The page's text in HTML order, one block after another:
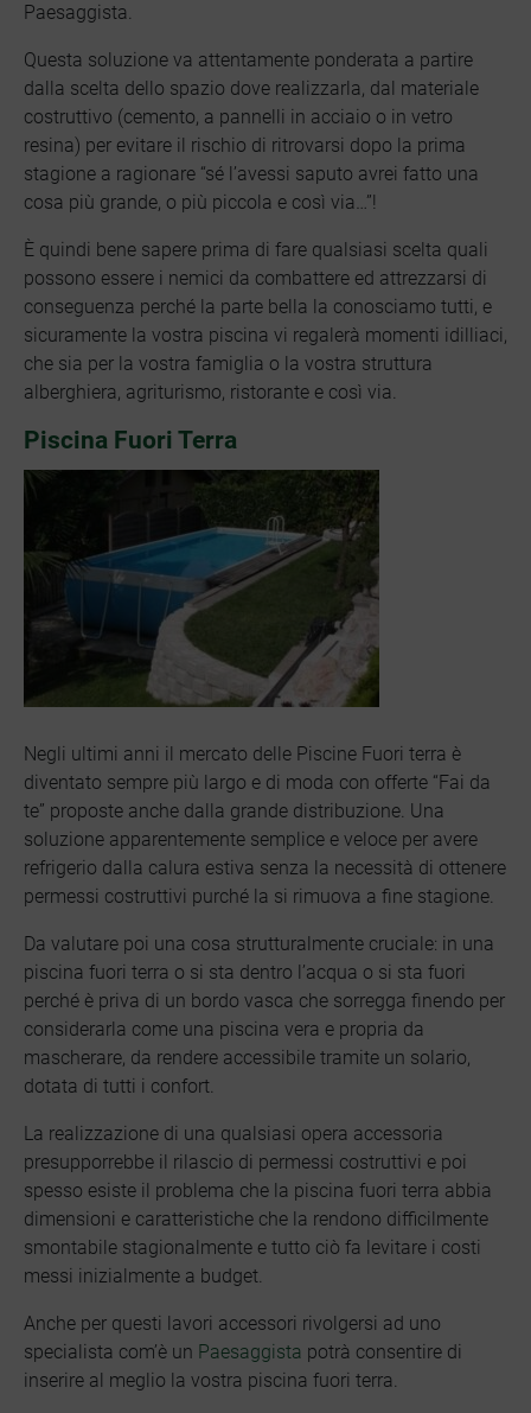
Paesaggista.
Questa soluzione va attentamente ponderata a partire
dalla scelta dello spazio dove realizzarla, dal materiale
costruttivo (cemento, a pannelli in acciaio o in vetro
resina) per evitare il rischio di ritrovarsi dopo la prima
stagione a ragionare “sé l’avessi saputo avrei fatto una
cosa più grande, o più piccola e così via…”!
È quindi bene sapere prima di fare qualsiasi scelta quali
possono essere i nemici da combattere ed attrezzarsi di
conseguenza perché la parte bella la conosciamo tutti, e
sicuramente la vostra piscina vi regalerà momenti idilliaci,
che sia per la vostra famiglia o la vostra struttura
alberghiera, agriturismo, ristorante e così via.
Piscina Fuori Terra
Negli ultimi anni il mercato delle Piscine Fuori terra è
diventato sempre più largo e di moda con offerte “Fai da
te” proposte anche dalla grande distribuzione. Una
soluzione apparentemente semplice e veloce per avere
refrigerio dalla calura estiva senza la necessità di ottenere
permessi costruttivi purché la si rimuova a fine stagione.
Da valutare poi una cosa strutturalmente cruciale: in una
piscina fuori terra o si sta dentro l’acqua o si sta fuori
perché è priva di un bordo vasca che sorregga finendo per
considerarla come una piscina vera e propria da
mascherare, da rendere accessibile tramite un solario,
dotata di tutti i confort.
La realizzazione di una qualsiasi opera accessoria
presupporrebbe il rilascio di permessi costruttivi e poi
spesso esiste il problema che la piscina fuori terra abbia
dimensioni e caratteristiche che la rendono difficilmente
smontabile stagionalmente e tutto ciò fa levitare i costi
messi inizialmente a budget.
Anche per questi lavori accessori rivolgersi ad uno
specialista com’è un Paesaggista potrà consentire di
inserire al meglio la vostra piscina fuori terra.